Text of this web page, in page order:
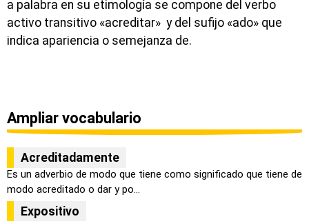
a palabra en su etimología se compone del verbo
activo transitivo «acreditar» y del sufijo «ado» que
indica apariencia o semejanza de.
Ampliar vocabulario
Acreditadamente
Es un adverbio de modo que tiene como significado que tiene de
modo acreditado o dar y po...
Expositivo